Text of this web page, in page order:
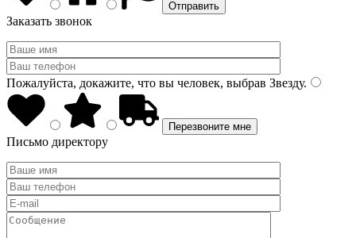
Заказать звонок
Пожалуйста, докажите, что вы человек, выбрав Звезду.
Письмо директору